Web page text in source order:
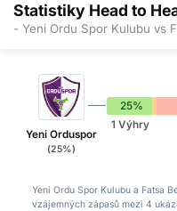
Statistiky Head to
- Yeni Ordu Spor Kulubu vs
Yeni Orduspor
(25%)
25%
1 Výhry
Yeni Ordu Spor Kulubu a Fatsa
vzájemných zápasů mezi 4